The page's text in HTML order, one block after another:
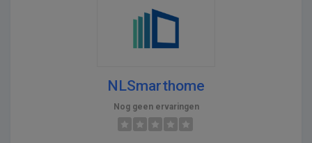
NLSmarthome
Nog geen ervaringen